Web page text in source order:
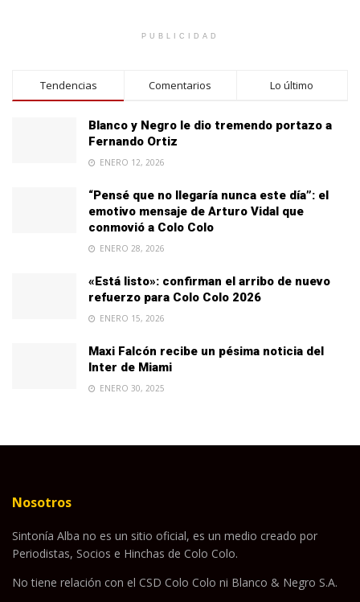
PUBLICIDAD
Tendencias Comentarios Lo último
Blanco y Negro le dio tremendo portazo a
Fernando Ortiz
ENERO 12, 2026
“Pensé que no llegaría nunca este día”: el
emotivo mensaje de Arturo Vidal que
conmovió a Colo Colo
ENERO 28, 2026
«Está listo»: confirman el arribo de nuevo
refuerzo para Colo Colo 2026
ENERO 15, 2026
Maxi Falcón recibe un pésima noticia del
Inter de Miami
ENERO 30, 2025
Nosotros
Sintonía Alba no es un sitio oficial, es un medio creado por
Periodistas, Socios e Hinchas de Colo Colo.
No tiene relación con el CSD Colo Colo ni Blanco & Negro S.A.